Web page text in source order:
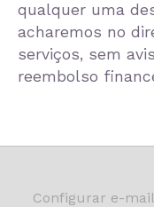
qualquer uma
acharemos no
serviços, sem
reembolso
Configurar e-mail